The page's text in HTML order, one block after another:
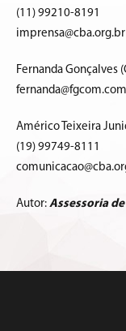
(11) 99210-8191
imprensa@cba.org.br
Fernanda Gonçalves
Américo Teixeira
(19) 99749-8111
Autor: Assessoria